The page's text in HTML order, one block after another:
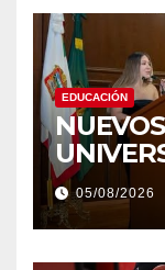
EDUCACIÓN
05/08/2026